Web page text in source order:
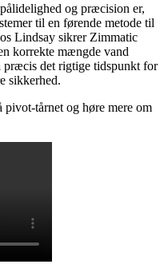
og præcision er,
til en førende metode til
Lindsay sikrer Zimmatic
korrekte mængde vand
præcis det rigtige tidspunkt for
sikkerhed.
pivot-tårnet og høre mere om